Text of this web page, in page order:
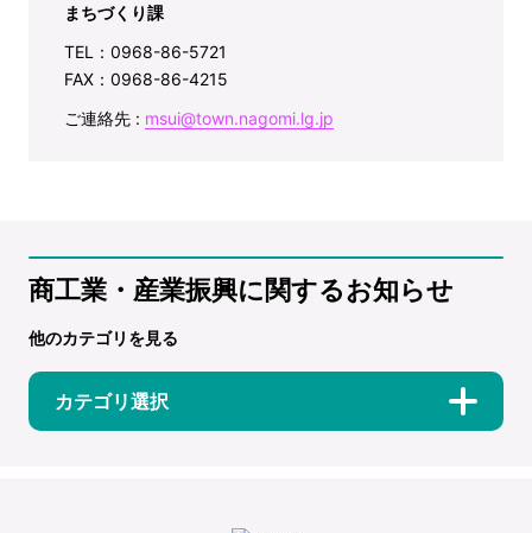
まちづくり課
TEL：0968-86-5721
FAX：0968-86-4215
ご連絡先 : msui@town.nagomi.lg.jp
商工業・産業振興に関するお知らせ
他のカテゴリを見る
カテゴリ選択